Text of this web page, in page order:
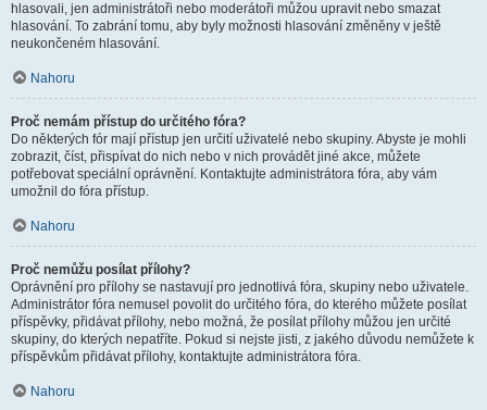
hlasovali, jen administrátoři nebo moderátoři můžou upravit nebo smazat
hlasování. To zabrání tomu, aby byly možnosti hlasování změněny v ještě
neukončeném hlasování.
Nahoru
Proč nemám přístup do určitého fóra?
Do některých fór mají přístup jen určití uživatelé nebo skupiny. Abyste je mohli
zobrazit, číst, přispívat do nich nebo v nich provádět jiné akce, můžete
potřebovat speciální oprávnění. Kontaktujte administrátora fóra, aby vám
umožnil do fóra přístup.
Nahoru
Proč nemůžu posílat přílohy?
Oprávnění pro přílohy se nastavují pro jednotlivá fóra, skupiny nebo uživatele.
Administrátor fóra nemusel povolit do určitého fóra, do kterého můžete posílat
příspěvky, přidávat přílohy, nebo možná, že posílat přílohy můžou jen určité
skupiny, do kterých nepatříte. Pokud si nejste jisti, z jakého důvodu nemůžete k
příspěvkům přidávat přílohy, kontaktujte administrátora fóra.
Nahoru